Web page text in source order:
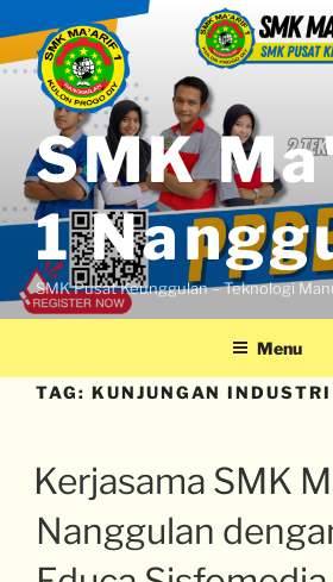
SMK
1
SMK Pusat Keunggulan – Teknologi
Menu
TAG: KUNJUNGAN INDUSTRI
Kerjasama SMK
Nanggulan